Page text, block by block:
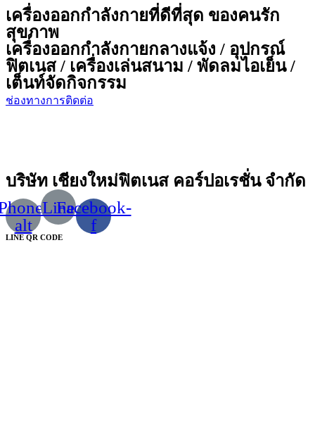
เครื่องออกกำลังกายที่ดีที่สุด ของคนรัก
สุขภาพ
เครื่องออกกำลังกายกลางแจ้ง / อุปกรณ์
ฟิตเนส / เครื่องเล่นสนาม / พัดลมไอเย็น /
เต็นท์จัดกิจกรรม
ช่องทางการติดต่อ
บริษัท เชียงใหม่ฟิตเนส คอร์ปอเรชั่น จำกัด
alt
Line
Facebook-
f
LINE QR CODE